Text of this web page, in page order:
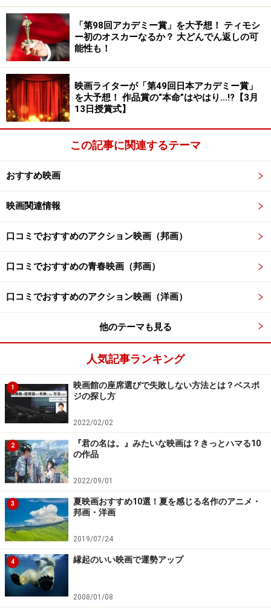
「第98回アカデミー賞」を大予想！ ティモシ
ー初のオスカーなるか？ 大どんでん返しの可
能性も！
映画ライターが「第49回日本アカデミー賞」
を大予想！ 作品賞の“本命”はやはり…!?【3月
13日授賞式】
この記事に関連するテーマ
おすすめ映画
映画関連情報
口コミでおすすめのアクション映画（邦画）
口コミでおすすめの青春映画（邦画）
口コミでおすすめのアクション映画（洋画）
他のテーマも見る
人気記事ランキング
1
映画館の座席選びで失敗しない方法とは？ベスポ
ジの探し方
2022/02/02
2
『君の名は。』みたいな映画は？きっとハマる10
の作品
2022/09/01
3
夏映画おすすめ10選！夏を感じる名作のアニメ・
邦画・洋画
2019/07/24
4 縁起のいい映画で運勢アップ
2008/01/08